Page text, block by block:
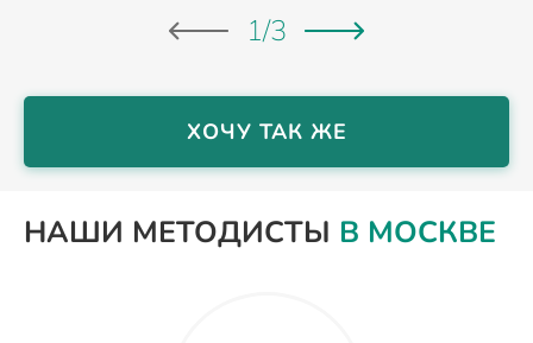
1/3
ХОЧУ ТАК ЖЕ
НАШИ МЕТОДИСТЫ В МОСКВЕ